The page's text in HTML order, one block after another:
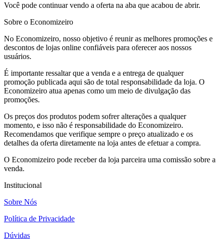
Você pode continuar vendo a oferta na aba que acabou de abrir.
Sobre o Economizeiro
No Economizeiro, nosso objetivo é reunir as melhores promoções e
descontos de lojas online confiáveis para oferecer aos nossos
usuários.
É importante ressaltar que a venda e a entrega de qualquer
promoção publicada aqui são de total responsabilidade da loja. O
Economizeiro atua apenas como um meio de divulgação das
promoções.
Os preços dos produtos podem sofrer alterações a qualquer
momento, e isso não é responsabilidade do Economizeiro.
Recomendamos que verifique sempre o preço atualizado e os
detalhes da oferta diretamente na loja antes de efetuar a compra.
O Economizeiro pode receber da loja parceira uma comissão sobre a
venda.
Institucional
Sobre Nós
Política de Privacidade
Dúvidas